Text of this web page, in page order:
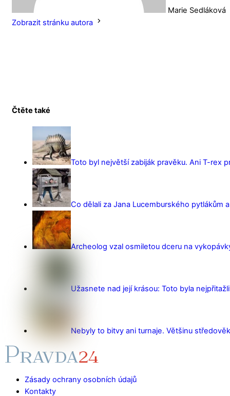
Marie Sedláková
Zobrazit stránku autora
Čtěte také
Toto byl největší zabiják pravěku. Ani T-rex
Co dělali za Jana Lucemburského pytlákům
Archeolog vzal osmiletou dceru na
Užasnete nad její krásou: Toto byla
Nebyly to bitvy ani turnaje. Většinu
Zásady ochrany osobních údajů
Kontakty